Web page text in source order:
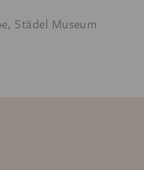
Städel Museum